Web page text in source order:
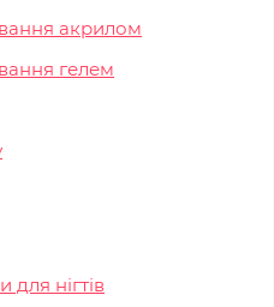
акрилом
гелем
для нігтів